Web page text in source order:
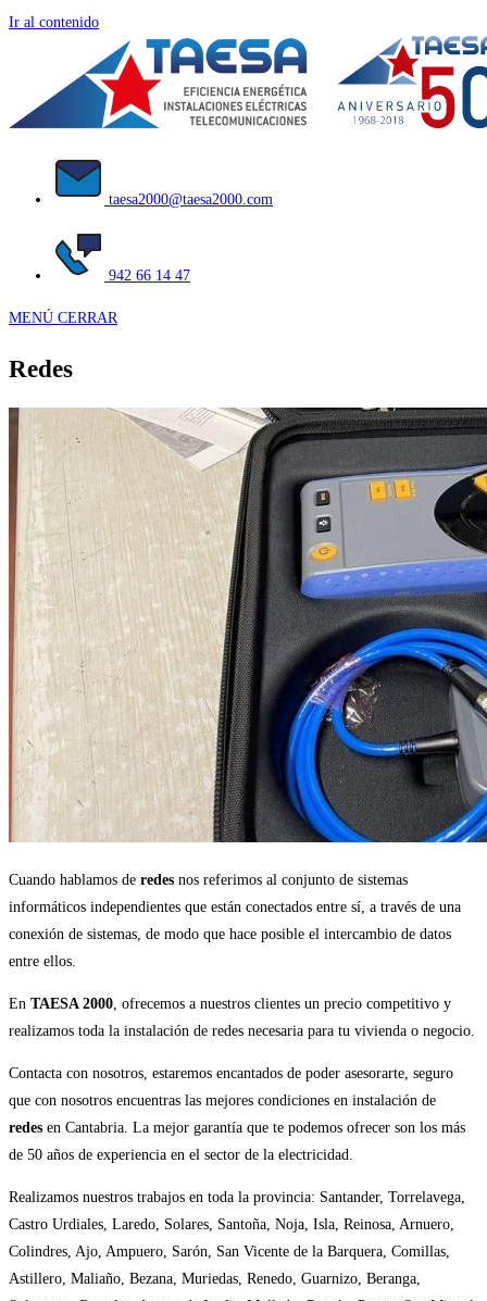
Ir al contenido
taesa2000@taesa2000.com
942 66 14 47
MENÚ CERRAR
Redes
Cuando hablamos de redes nos referimos al conjunto de sistemas
informáticos independientes que están conectados entre sí, a través de una
conexión de sistemas, de modo que hace posible el intercambio de datos
entre ellos.
En TAESA 2000, ofrecemos a nuestros clientes un precio competitivo y
realizamos toda la instalación de redes necesaria para tu vivienda o negocio.
Contacta con nosotros, estaremos encantados de poder asesorarte, seguro
que con nosotros encuentras las mejores condiciones en instalación de
redes en Cantabria. La mejor garantía que te podemos ofrecer son los más
de 50 años de experiencia en el sector de la electricidad.
Realizamos nuestros trabajos en toda la provincia: Santander, Torrelavega,
Castro Urdiales, Laredo, Solares, Santoña, Noja, Isla, Reinosa, Arnuero,
Colindres, Ajo, Ampuero, Sarón, San Vicente de la Barquera, Comillas,
Astillero, Maliaño, Bezana, Muriedas, Renedo, Guarnizo, Beranga,